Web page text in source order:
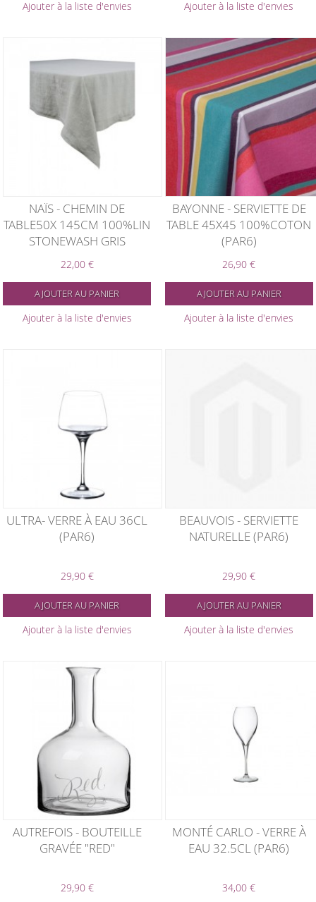
Ajouter à la liste d'envies Ajouter à la liste d'envies
NAÏS - CHEMIN DE
TABLE50X 145CM 100%LIN
STONEWASH GRIS
22,00 €
AJOUTER AU PANIER
Ajouter à la liste d'envies
BAYONNE - SERVIETTE DE
TABLE 45X45 100%COTON
(PAR6)
26,90 €
AJOUTER AU PANIER
Ajouter à la liste d'envies
ULTRA- VERRE À EAU 36CL
(PAR6)
29,90 €
AJOUTER AU PANIER
Ajouter à la liste d'envies
BEAUVOIS - SERVIETTE
NATURELLE (PAR6)
29,90 €
AJOUTER AU PANIER
Ajouter à la liste d'envies
AUTREFOIS - BOUTEILLE
GRAVÉE "RED"
29,90 €
MONTÉ CARLO - VERRE À
EAU 32.5CL (PAR6)
34,00 €